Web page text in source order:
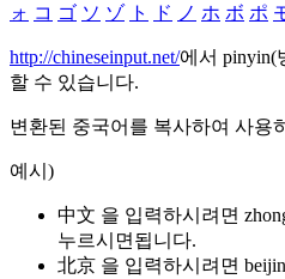
ォ コ ゴ ソ ゾ ト ド ノ ホ ボ ポ
http://chineseinput.net/에서 pinyin(
할 수 있습니다.
변환된 중국어를 복사하여 사용
예시)
中文 을 입력하시려면
누르시면됩니다.
北京 을 입력하시려면